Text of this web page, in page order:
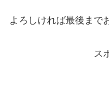
よろしければ最後まで
ス